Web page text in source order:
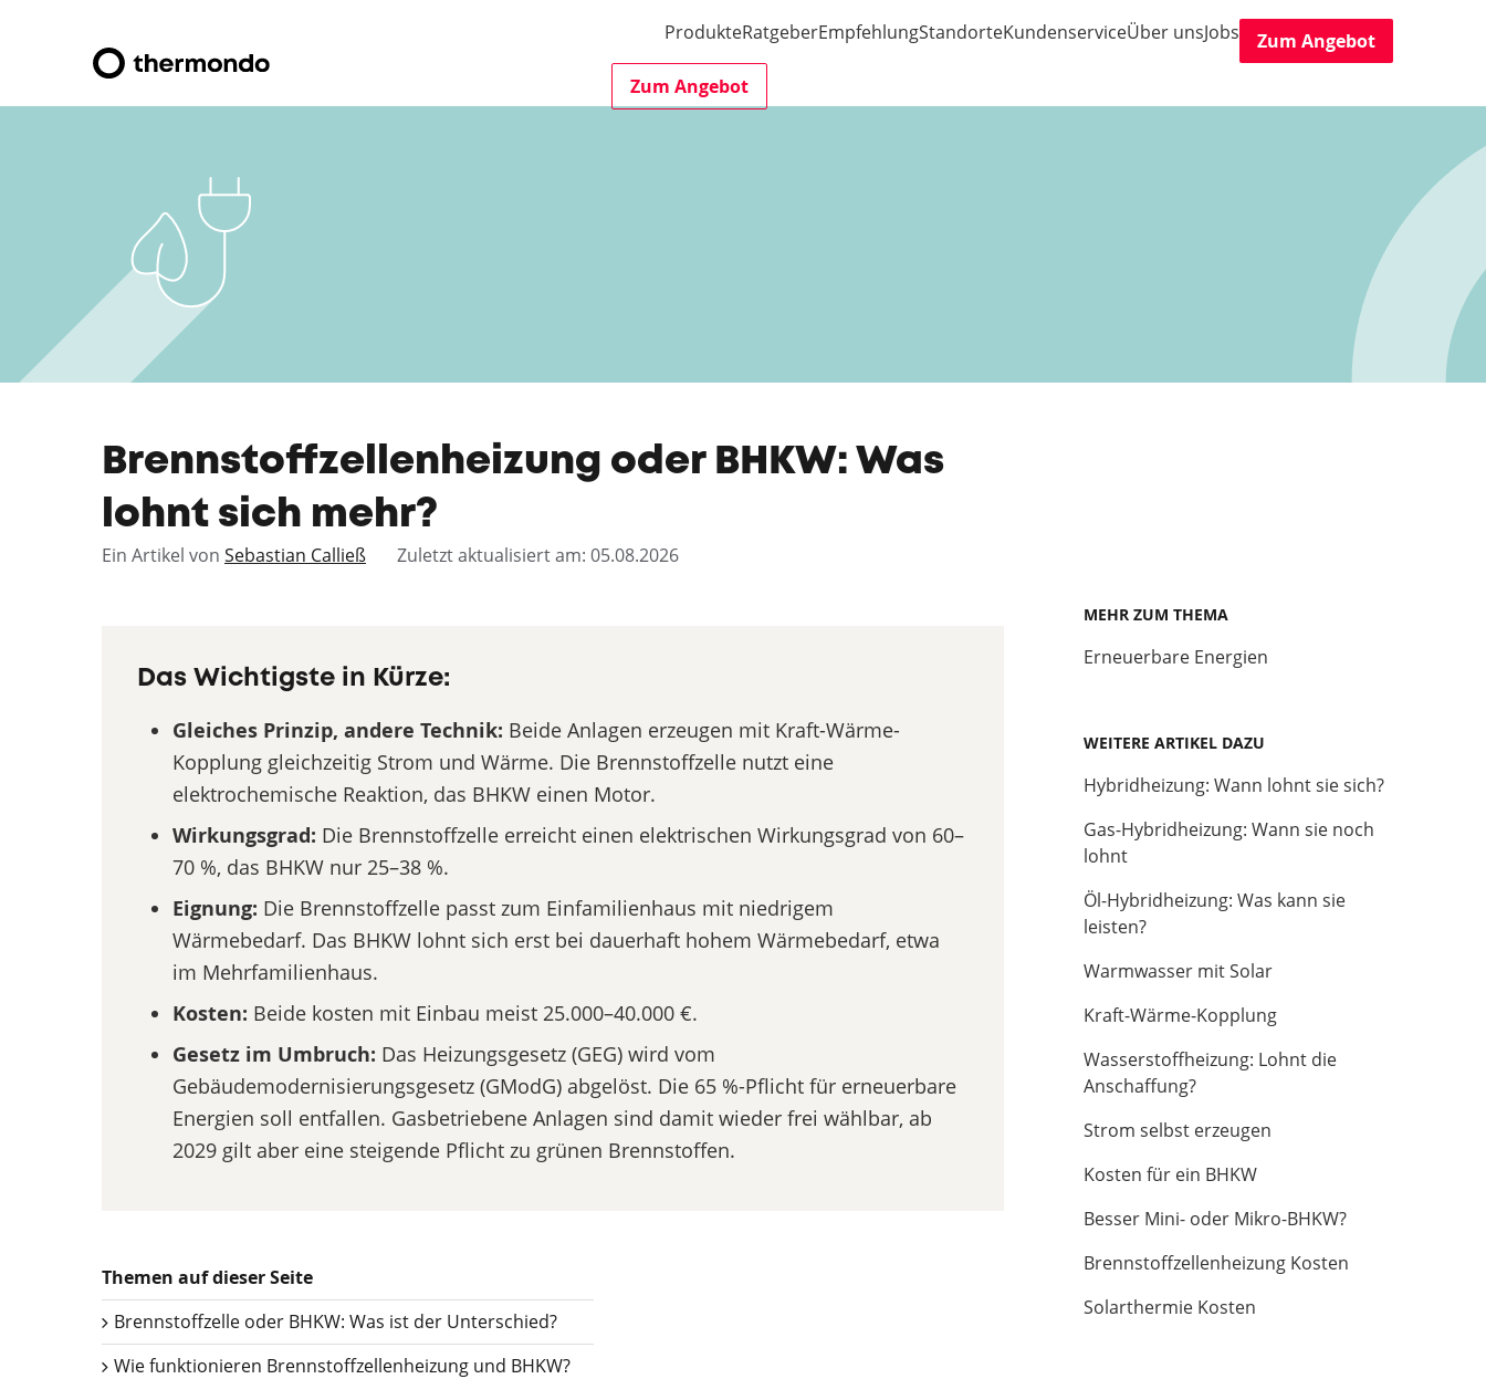
ProdukteRatgeberEmpfehlungStandorteKundenserviceÜber unsJobs
Zum Angebot
Zum Angebot
Brennstoffzellenheizung oder BHKW: Was
lohnt sich mehr?
Ein Artikel von Sebastian Calließ Zuletzt aktualisiert am: 05.08.2026
Das Wichtigste in Kürze:
Gleiches Prinzip, andere Technik: Beide Anlagen erzeugen mit Kraft-Wärme-
Kopplung gleichzeitig Strom und Wärme. Die Brennstoffzelle nutzt eine
elektrochemische Reaktion, das BHKW einen Motor.
Wirkungsgrad: Die Brennstoffzelle erreicht einen elektrischen Wirkungsgrad von 60–
70 %, das BHKW nur 25–38 %.
Eignung: Die Brennstoffzelle passt zum Einfamilienhaus mit niedrigem
Wärmebedarf. Das BHKW lohnt sich erst bei dauerhaft hohem Wärmebedarf, etwa
im Mehrfamilienhaus.
Kosten: Beide kosten mit Einbau meist 25.000–40.000 €.
Gesetz im Umbruch: Das Heizungsgesetz (GEG) wird vom
Gebäudemodernisierungsgesetz (GModG) abgelöst. Die 65 %-Pflicht für erneuerbare
Energien soll entfallen. Gasbetriebene Anlagen sind damit wieder frei wählbar, ab
2029 gilt aber eine steigende Pflicht zu grünen Brennstoffen.
Themen auf dieser Seite
Brennstoffzelle oder BHKW: Was ist der Unterschied?
Wie funktionieren Brennstoffzellenheizung und BHKW?
MEHR ZUM THEMA
Erneuerbare Energien
WEITERE ARTIKEL DAZU
Hybridheizung: Wann lohnt sie sich?
Gas-Hybridheizung: Wann sie noch
lohnt
Öl-Hybridheizung: Was kann sie
leisten?
Warmwasser mit Solar
Kraft-Wärme-Kopplung
Wasserstoffheizung: Lohnt die
Anschaffung?
Strom selbst erzeugen
Kosten für ein BHKW
Besser Mini- oder Mikro-BHKW?
Brennstoffzellenheizung Kosten
Solarthermie Kosten